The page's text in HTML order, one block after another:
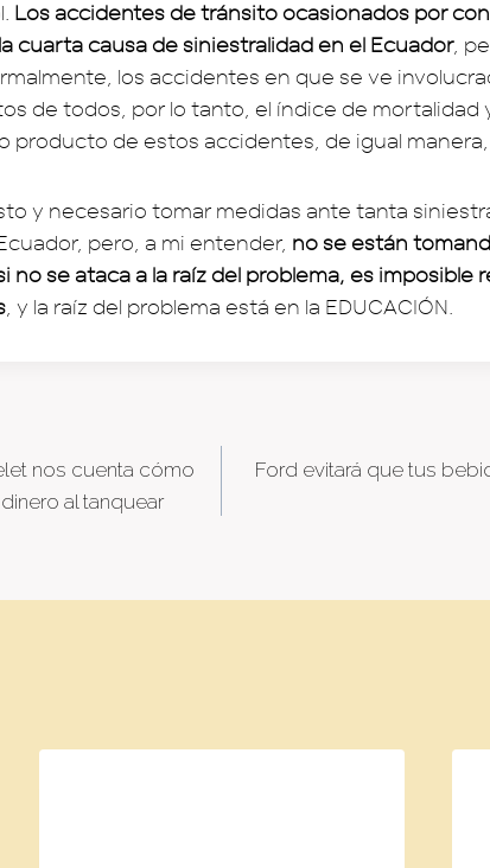
Los accidentes de tránsito ocasionados por
cuarta causa de siniestralidad en el Ecuador,
los accidentes en que se ve
de todos, por lo tanto, el índice de mortalidad
producto de estos accidentes, de igual manera,
y necesario tomar medidas ante tanta
pero, a mi entender, no se están
no se ataca a la raíz del problema, es imposible
, y la raíz del problema está en la EDUCACIÓN.
nos cuenta cómo
al tanquear
Ford evitará que tus